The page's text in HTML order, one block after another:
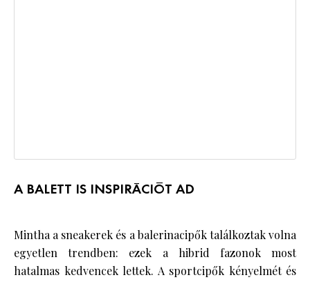
A BALETT IS INSPIRÁCIÓT AD
Mintha a sneakerek és a balerinacipők találkoztak volna
egyetlen trendben: ezek a hibrid fazonok most
hatalmas kedvencek lettek. A sportcipők kényelmét és